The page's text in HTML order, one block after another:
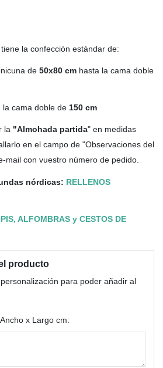
tiene la confección estándar de:
de 50x80 cm hasta la cama doble
la cama doble de 150 cm
la "Almohada partida" en medidas
en el campo de "Observaciones del
mail con vuestro número de pedido.
nórdicas: RELLENOS
ALFOMBRAS y CESTOS DE
producto
para poder añadir al
x Largo cm: